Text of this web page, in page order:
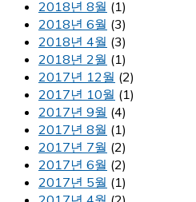
2018년 8월 (1)
2018년 6월 (3)
2018년 4월 (3)
2018년 2월 (1)
2017년 12월 (2)
2017년 10월 (1)
2017년 9월 (4)
2017년 8월 (1)
2017년 7월 (2)
2017년 6월 (2)
2017년 5월 (1)